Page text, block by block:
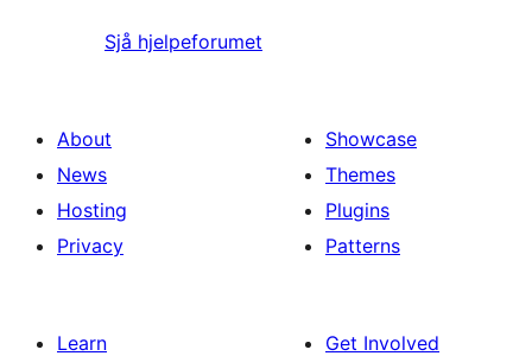
Sjå hjelpeforumet
About
News
Hosting
Privacy
Showcase
Themes
Plugins
Patterns
Learn
Get Involved